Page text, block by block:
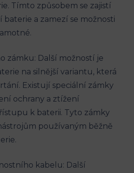
Tímto způsobem se zajistí
a zamezí se možnosti
zámku: Další možností je
na silnější variantu, která
Existují speciální zámky
ochrany a ztížení
k baterii. Tyto zámky
používaným běžně
kabelu: Další